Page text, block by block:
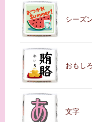
シーズ
おもしろ
文字